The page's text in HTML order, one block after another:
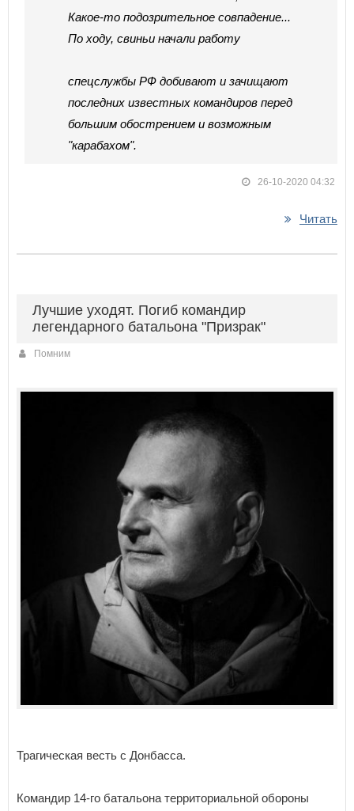
Какое-то подозрительное совпадение...
По ходу, свиньи начали работу
спецслужбы РФ добивают и зачищают
последних известных командиров перед
большим обострением и возможным
"карабахом".
26-10-2020 04:32
Читать
Лучшие уходят. Погиб командир
легендарного батальона "Призрак"
Помним
Трагическая весть с Донбасса.
Командир 14-го батальона территориальной обороны